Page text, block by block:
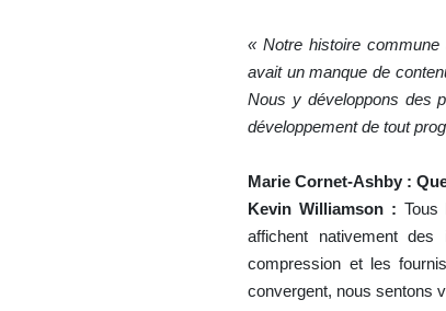
« Notre histoire
avait un manque de
Nous y développons des
développement de tout
Marie Cornet-Ashby :
Kevin Williamson : Tous
affichent nativement
compression et les
convergent, nous sentons